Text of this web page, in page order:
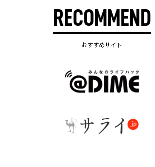
RECOMMEND
おすすめサイト